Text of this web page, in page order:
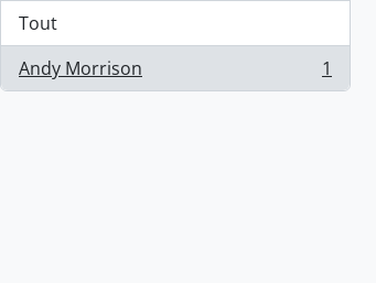
Tout
Andy Morrison
, 1 résultats 1